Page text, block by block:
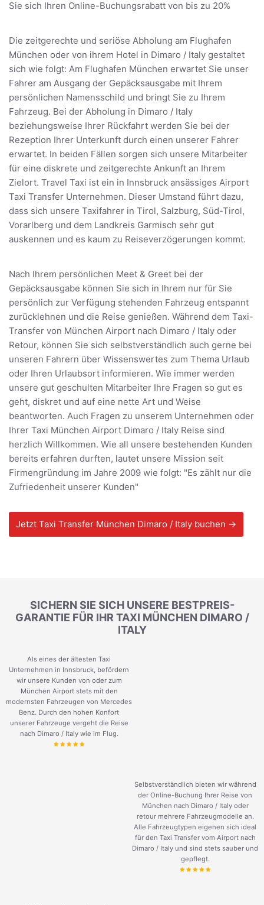
Sie sich Ihren Online-Buchungsrabatt von bis zu 20%
Die zeitgerechte und seriöse Abholung am Flughafen
München oder von ihrem Hotel in Dimaro / Italy gestaltet
sich wie folgt: Am Flughafen München erwartet Sie unser
Fahrer am Ausgang der Gepäcksausgabe mit Ihrem
persönlichen Namensschild und bringt Sie zu Ihrem
Fahrzeug. Bei der Abholung in Dimaro / Italy
beziehungsweise Ihrer Rückfahrt werden Sie bei der
Rezeption Ihrer Unterkunft durch einen unserer Fahrer
erwartet. In beiden Fällen sorgen sich unsere Mitarbeiter
für eine diskrete und zeitgerechte Ankunft an Ihrem
Zielort. Travel Taxi ist ein in Innsbruck ansässiges Airport
Taxi Transfer Unternehmen. Dieser Umstand führt dazu,
dass sich unsere Taxifahrer in Tirol, Salzburg, Süd-Tirol,
Vorarlberg und dem Landkreis Garmisch sehr gut
auskennen und es kaum zu Reiseverzögerungen kommt.
Nach Ihrem persönlichen Meet & Greet bei der
Gepäcksausgabe können Sie sich in Ihrem nur für Sie
persönlich zur Verfügung stehenden Fahrzeug entspannt
zurücklehnen und die Reise genießen. Während dem Taxi-
Transfer von München Airport nach Dimaro / Italy oder
Retour, können Sie sich selbstverständlich auch gerne bei
unseren Fahrern über Wissenswertes zum Thema Urlaub
oder Ihren Urlaubsort informieren. Wie immer werden
unsere gut geschulten Mitarbeiter Ihre Fragen so gut es
geht, diskret und auf eine nette Art und Weise
beantworten. Auch Fragen zu unserem Unternehmen oder
Ihrer Taxi München Airport Dimaro / Italy Reise sind
herzlich Willkommen. Wie all unsere bestehenden Kunden
bereits erfahren durften, lautet unsere Mission seit
Firmengründung im Jahre 2009 wie folgt: "Es zählt nur die
Zufriedenheit unserer Kunden"
Jetzt Taxi Transfer München Dimaro / Italy buchen →
SICHERN SIE SICH UNSERE BESTPREIS-
GARANTIE FÜR IHR TAXI MÜNCHEN DIMARO /
ITALY
Als eines der ältesten Taxi
Unternehmen in Innsbruck, befördern
wir unsere Kunden von oder zum
München Airport stets mit den
modernsten Fahrzeugen von Mercedes
Benz. Durch den hohen Konfort
unserer Fahrzeuge vergeht die Reise
nach Dimaro / Italy wie im Flug.
Selbstverständlich bieten wir während
der Online-Buchung Ihrer Reise von
München nach Dimaro / Italy oder
retour mehrere Fahrzeugmodelle an.
Alle Fahrzeugtypen eigenen sich ideal
für den Taxi Transfer vom Airport nach
Dimaro / Italy und sind stets sauber und
gepflegt.